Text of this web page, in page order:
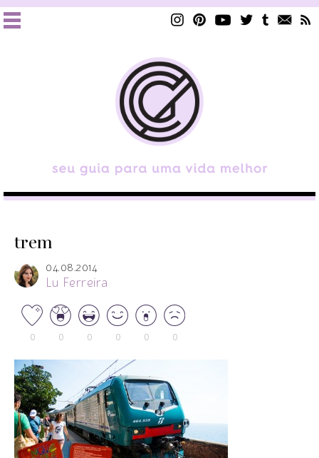
trem
04.08.2014
Lu Ferreira
0 0 0 0 0 0